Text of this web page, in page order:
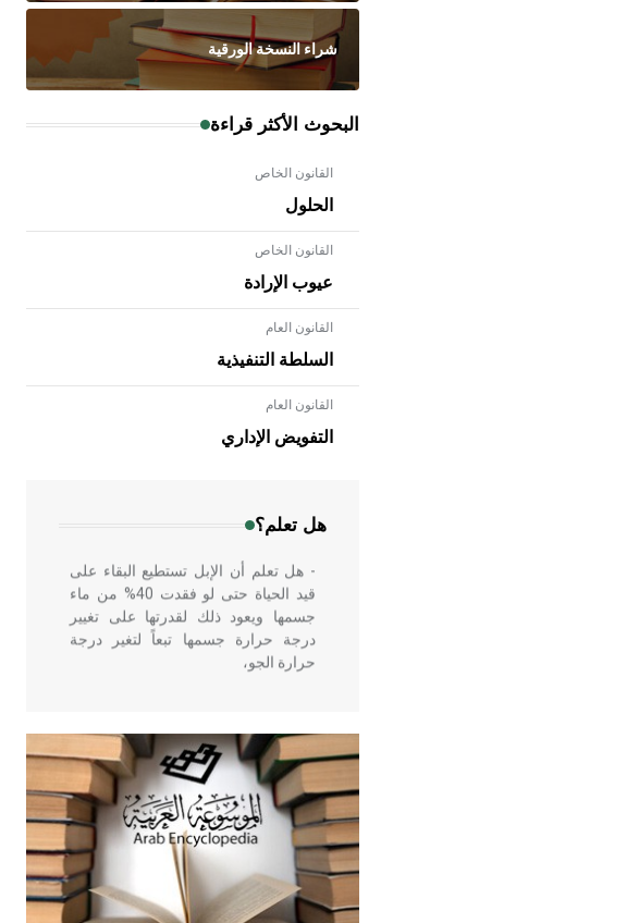
شراء النسخة الورقية
البحوث الأكثر قراءة
القانون الخاص
الحلول
القانون الخاص
عيوب الإرادة
القانون العام
السلطة التنفيذية
القانون العام
التفويض الإداري
هل تعلم؟
- هل تعلم أن الأبلق نوع من الفنون
الهندسية التي ارتبطت بالعمارة الإسلامية
في بلاد الشام ومصر خاصة، حيث يحرص
- هل تعلم أن الإبل تستطيع البقاء على
قيد الحياة حتى لو فقدت 40% من ماء
جسمها ويعود ذلك لقدرتها على تغيير
درجة حرارة جسمها تبعاً لتغير درجة
حرارة الجو،
- هل تعلم أن أبقراط كتب في الطب
أربعة مؤلفات هي: الحكم، الأدلة، تنظيم
التغذية، ورسالته في جروح الرأس.
ويعود له الفضل بأنه حرر الطب من
الدين والفلسفة.
- هل تعلم أن المرجان إفراز حيواني